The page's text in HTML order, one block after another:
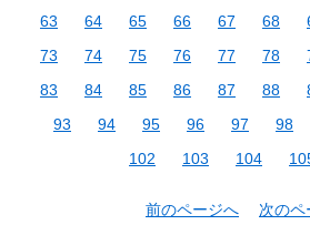
63
64 65 66 67 68
73
74 75 76 77 78
83
84 85 86 87 88
93
94 95 96 97 98
102
103 104
前のページへ 次のペ